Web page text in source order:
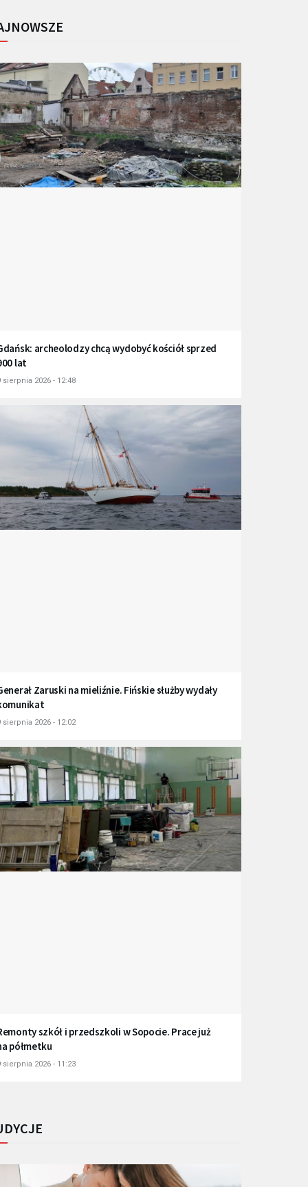
archeolodzy chcą wydobyć kościół sprzed
lat
sierpnia 2026 - 12:48
Zaruski na mieliźnie. Fińskie służby wydały
sierpnia 2026 - 12:02
szkół i przedszkoli w Sopocie. Prace już
półmetku
sierpnia 2026 - 11:23